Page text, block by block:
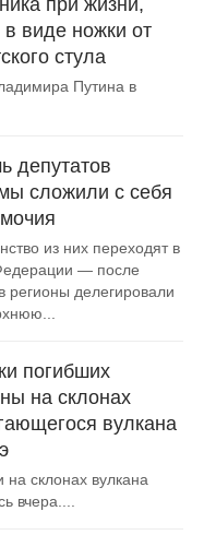
при жизни,
в виде ножки от
стула
Путина в
депутатов
сложили с себя
из них переходят в
— после
регионы делегировали
погибших
на склонах
вулкана
склонах вулкана
вчера....